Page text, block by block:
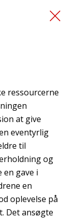
ressourcerne
at give
eventyrlig
til
og
gave i
en
oplevelse på
Det ansøgte